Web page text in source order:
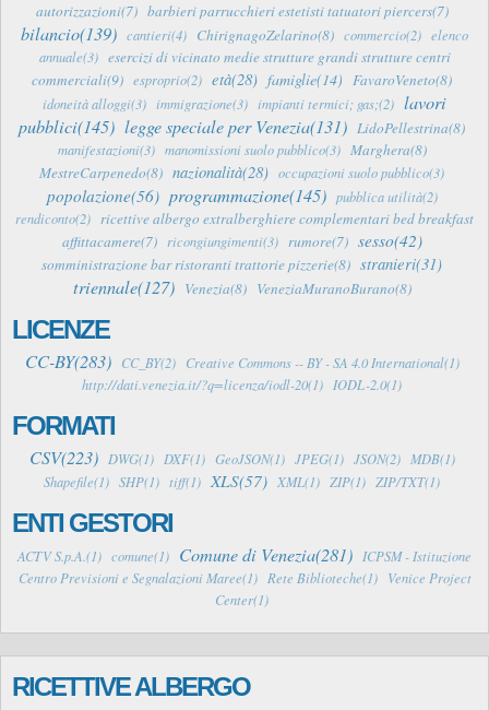
autorizzazioni(7) barbieri parrucchieri estetisti tatuatori piercers(7)
bilancio(139) cantieri(4) ChirignagoZelarino(8) commercio(2) elenco
annuale(3) esercizi di vicinato medie strutture grandi strutture centri
commerciali(9) esproprio(2) età(28) famiglie(14) FavaroVeneto(8)
idoneità alloggi(3) immigrazione(3) impianti termici; gas;(2) lavori
pubblici(145) legge speciale per Venezia(131) LidoPellestrina(8)
manifestazioni(3) manomissioni suolo pubblico(3) Marghera(8)
MestreCarpenedo(8) nazionalità(28) occupazioni suolo pubblico(3)
popolazione(56) programmazione(145) pubblica utilità(2)
rendiconto(2) ricettive albergo extralberghiere complementari bed breakfast
affittacamere(7)
ricongiungimenti(3) rumore(7) sesso(42)
somministrazione bar ristoranti trattorie pizzerie(8) stranieri(31)
triennale(127) Venezia(8) VeneziaMuranoBurano(8)
LICENZE
CC-BY(283) CC_BY(2)
Creative Commons -- BY - SA 4.0 International(1)
http://dati.venezia.it/?q=licenza/iodl-20(1)
IODL-2.0(1)
FORMATI
CSV(223) DWG(1) DXF(1) GeoJSON(1) JPEG(1) JSON(2)
MDB(1)
Shapefile(1) SHP(1) tiff(1) XLS(57) XML(1) ZIP(1) ZIP/TXT(1)
ENTI GESTORI
ACTV S.p.A.(1) comune(1) Comune di Venezia(281)
ICPSM - Istituzione
Centro Previsioni e Segnalazioni Maree(1)
Rete Biblioteche(1)
Venice Project
Center(1)
RICETTIVE ALBERGO